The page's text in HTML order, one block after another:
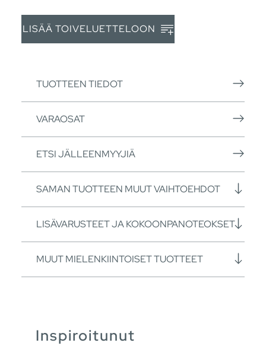
LISÄÄ TOIVELUETTELOON
TUOTTEEN TIEDOT
VARAOSAT
ETSI JÄLLEENMYYJIÄ
SAMAN TUOTTEEN MUUT VAIHTOEHDOT
LISÄVARUSTEET JA KOKOONPANOTEOKSET
MUUT MIELENKIINTOISET TUOTTEET
Inspiroitunut